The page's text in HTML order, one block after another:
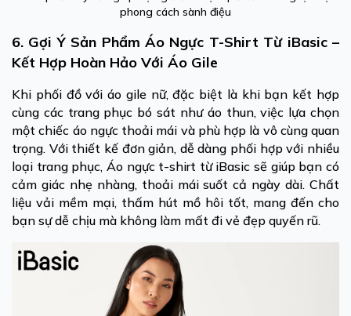
phong cách sành điệu
6. Gợi Ý Sản Phẩm Áo Ngực T-Shirt Từ iBasic –
Kết Hợp Hoàn Hảo Với Áo Gile
Khi phối đồ với áo gile nữ, đặc biệt là khi bạn kết hợp
cùng các trang phục bó sát như áo thun, việc lựa chọn
một chiếc áo ngực thoải mái và phù hợp là vô cùng quan
trọng. Với thiết kế đơn giản, dễ dàng phối hợp với nhiều
loại trang phục, Áo ngực t-shirt từ iBasic sẽ giúp bạn có
cảm giác nhẹ nhàng, thoải mái suốt cả ngày dài. Chất
liệu vải mềm mại, thấm hút mồ hôi tốt, mang đến cho
bạn sự dễ chịu mà không làm mất đi vẻ đẹp quyến rũ.